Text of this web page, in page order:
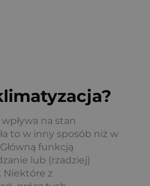
na stan
to w inny sposób niż w
funkcją
lub (rzadziej)
Niektóre z